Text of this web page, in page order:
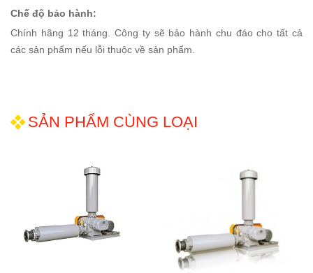
Chế độ bảo hành:
Chính hãng 12 tháng. Công ty sẽ bảo hành chu đáo cho tất cả
các sản phẩm nếu lỗi thuộc về sản phẩm.
SẢN PHẨM CÙNG LOẠI